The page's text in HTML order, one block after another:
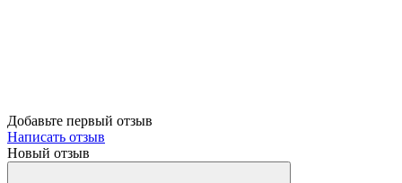
Добавьте первый отзыв
Написать отзыв
Новый отзыв